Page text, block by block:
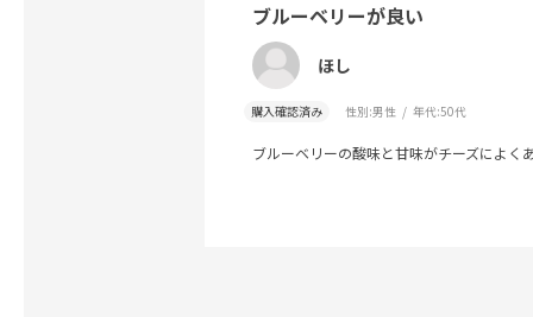
ブルーベリーが良い
ほし
購入確認済み 性別:男性 年代:50代
ブルーベリーの酸味と甘味がチーズによく